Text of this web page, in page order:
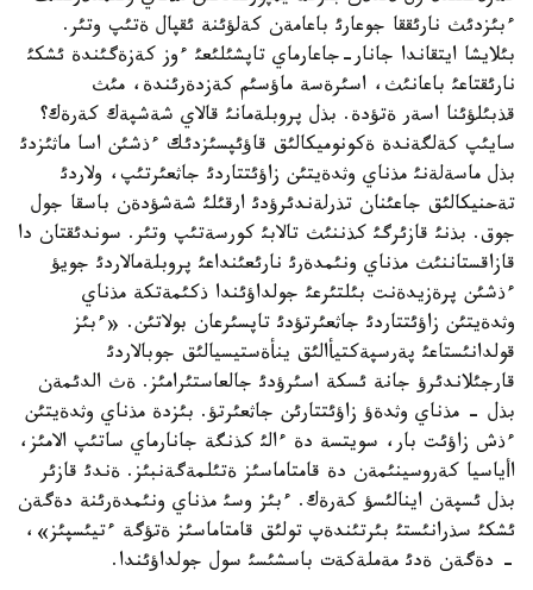
ءبئزدئث نارئققا جوعارئ باعامةن كةلؤئنة ئقپال ةتئپ وتئر.
بئلايشا ايتقاندا جانار-جاعارماي تاپشئلئعئ ءوز كةزةگئندة ئشكئ
نارئقتاعئ باعانئث، اسئرةسة ماؤسئم كةزدةرئندة، مئث
قذبئلؤئنا اسةر ةتؤدة. بذل پروبلةمانئ قالاي شةشپةك كةرةك؟
سايئپ كةلگةندة ةكونوميكالئق قاؤئپسئزدئك ءذشئن اسا ماثئزدئ
بذل ماسةلةنئ مذناي وثدةيتئن زاؤئتتاردئ جاثعئرتئپ، ولاردئ
تةحنيكالئق جاعئنان تذرلةندئرؤدئ ارقئلئ شةشؤدةن باسقا جول
جوق. بذنئ قازئرگئ كذننئث تالابئ كورسةتئپ وتئر. سوندئقتان دا
قازاقستاننئث مذناي ونئمدةرئ نارئعئنداعئ پروبلةمالاردئ جويؤ
ءذشئن پرةزيدةنت بئلتئرعئ جولداؤئندا ذكئمةتكة مذناي
وثدةيتئن زاؤئتتاردئ جاثعئرتؤدئ تاپسئرعان بولاتئن. «ءبئز
قولدانئستاعئ پةرسپةكتيأالئق ينأةستيسيالئق جوبالاردئ
قارجئلاندئرؤ جانة ئسكة اسئرؤدئ جالعاستئرامئز. ةث الدئمةن
بذل - مذناي وثدةؤ زاؤئتتارئن جاثعئرتؤ. بئزدة مذناي وثدةيتئن
ءذش زاؤئت بار، سويتسة دة ءالئ كذنگة جانارماي ساتئپ الامئز،
اأياسيا كةروسينئمةن دة قامتاماسئز ةتئلمةگةنبئز. ةندئ قازئر
بذل ئسپةن اينالئسؤ كةرةك. ءبئز وسئ مذناي ونئمدةرئنة دةگةن
ئشكئ سذرانئستئ بئرتئندةپ تولئق قامتاماسئز ةتؤگة ءتيئسپئز»،
- دةگةن ةدئ مةملةكةت باسشئسئ سول جولداؤئندا.